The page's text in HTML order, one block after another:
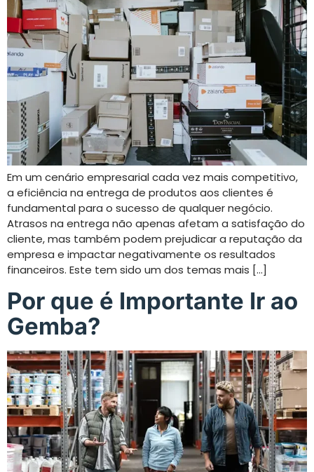
Em um cenário empresarial cada vez mais competitivo,
a eficiência na entrega de produtos aos clientes é
fundamental para o sucesso de qualquer negócio.
Atrasos na entrega não apenas afetam a satisfação do
cliente, mas também podem prejudicar a reputação da
empresa e impactar negativamente os resultados
financeiros. Este tem sido um dos temas mais […]
Por que é Importante Ir ao
Gemba?